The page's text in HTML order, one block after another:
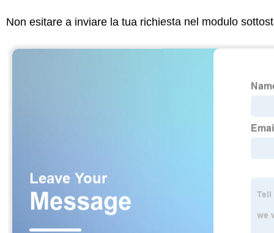
Non esitare a inviare la tua richiesta nel modulo